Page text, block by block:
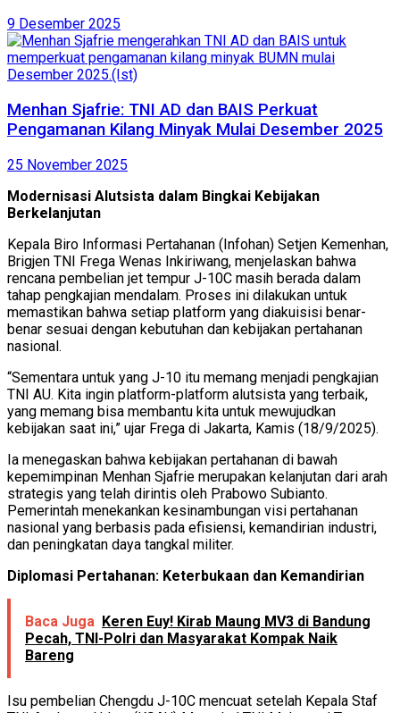
9 Desember 2025
Menhan Sjafrie: TNI AD dan BAIS Perkuat
Pengamanan Kilang Minyak Mulai Desember 2025
25 November 2025
Modernisasi Alutsista dalam Bingkai Kebijakan
Berkelanjutan
Kepala Biro Informasi Pertahanan (Infohan) Setjen Kemenhan,
Brigjen TNI Frega Wenas Inkiriwang, menjelaskan bahwa
rencana pembelian jet tempur J-10C masih berada dalam
tahap pengkajian mendalam. Proses ini dilakukan untuk
memastikan bahwa setiap platform yang diakuisisi benar-
benar sesuai dengan kebutuhan dan kebijakan pertahanan
nasional.
“Sementara untuk yang J-10 itu memang menjadi pengkajian
TNI AU. Kita ingin platform-platform alutsista yang terbaik,
yang memang bisa membantu kita untuk mewujudkan
kebijakan saat ini,” ujar Frega di Jakarta, Kamis (18/9/2025).
Ia menegaskan bahwa kebijakan pertahanan di bawah
kepemimpinan Menhan Sjafrie merupakan kelanjutan dari arah
strategis yang telah dirintis oleh Prabowo Subianto.
Pemerintah menekankan kesinambungan visi pertahanan
nasional yang berbasis pada efisiensi, kemandirian industri,
dan peningkatan daya tangkal militer.
Diplomasi Pertahanan: Keterbukaan dan Kemandirian
Baca Juga Keren Euy! Kirab Maung MV3 di Bandung
Pecah, TNI-Polri dan Masyarakat Kompak Naik
Bareng
Isu pembelian Chengdu J-10C mencuat setelah Kepala Staf